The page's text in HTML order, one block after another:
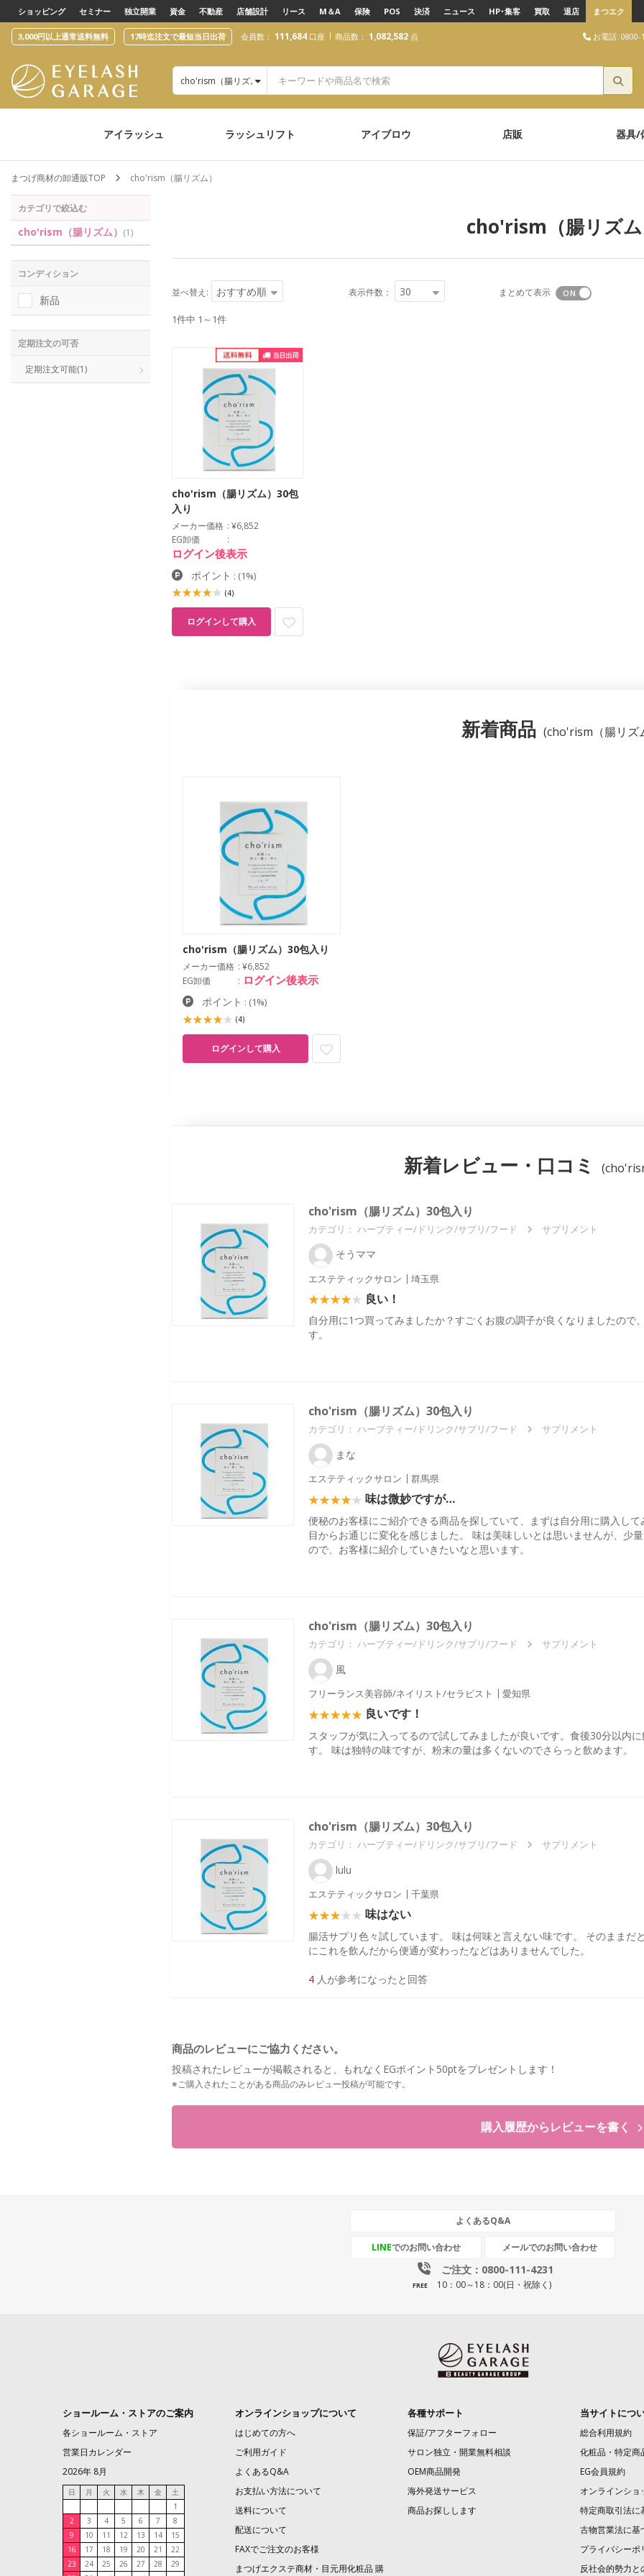
text.skipToContent
text.skipToNavigation
ショッピング セミナー 独立開業 資金 不動産 店舗設計 リース M＆A 保険 POS 決済 ニュース HP･集客 買取 退店 まつエク
3,000円以上通常送料無料 17時迄注文で最短当日出荷 会員数： 111,684 口座 商品数： 1,082,582 点 お電話: 0800-
cho'rism（腸リズム）
アイラッシュ ラッシュリフト アイブロウ 店販 器具/
まつげ商材の卸通販TOP cho'rism（腸リズム）
カテゴリで絞込む
cho'rism（腸リズム） (1)
コンディション
新品
定期注文の可否
定期注文可能(1)
cho'rism（腸リズ
並べ替え: おすすめ順 表示件数： 30 まとめて表示
1件中 1～1件
cho'rism（腸リズム）30包
入り
メーカー価格
¥6,852
EG卸価
ログイン後表示
ポイント : (1%)
(4)
ログインして購入
新着商品 (cho'rism（腸リズ
cho'rism（腸リズム）30包入り
メーカー価格
¥6,852
EG卸価
ログイン後表示
ポイント : (1%)
(4)
ログインして購入
新着レビュー・口コミ
cho'rism（腸リズム）30包入り
カテゴリ： ハーブティー/ドリンク/サプリ/フード サプリメント
そうママ
エステティックサロン 埼玉県
良い！
自分用に1つ買ってみましたか？すごくお腹の調子が良くなりましたの
す。
cho'rism（腸リズム）30包入り
カテゴリ： ハーブティー/ドリンク/サプリ/フード サプリメント
まな
エステティックサロン 群馬県
味は微妙ですが…
便秘のお客様にご紹介できる商品を探していて、まずは自分用に購入し
目からお通じに変化を感じました。 味は美味しいとは思いませんが、少
ので、お客様に紹介していきたいなと思います。
cho'rism（腸リズム）30包入り
カテゴリ： ハーブティー/ドリンク/サプリ/フード サプリメント
風
フリーランス美容師/ネイリスト/セラピスト 愛知県
良いです！
スタッフが気に入ってるので試してみましたが良いです。食後30分以内
す。 味は独特の味ですが、粉末の量は多くないのでさらっと飲めます。
cho'rism（腸リズム）30包入り
カテゴリ： ハーブティー/ドリンク/サプリ/フード サプリメント
lulu
エステティックサロン 千葉県
味はない
腸活サプリ色々試しています。 味は何味と言えない味です。 そのまま
にこれを飲んだから便通が変わったなどはありませんでした。
4 人が参考になったと回答
商品のレビューにご協力ください。
投稿されたレビューが掲載されると、もれなくEGポイント50ptをプレゼントします！
※ご購入されたことがある商品のみレビュー投稿が可能です。
購入履歴からレビューを書く
よくあるQ&A
LINEでのお問い合わせ メールでのお問い合わせ
ご注文：0800-111-4231
FREE 10：00～18：00(日・祝除く)
ショールーム・ストアのご案内
各ショールーム・ストア
営業日カレンダー
2026年 8月
日 月 火 水 木 金
土
1
2
3 4 5 6 7
8
9
10 11 12 13 14
15
16
17 18 19 20 21
22
23
24 25 26 27 28
29
オンラインショップについて
はじめての方へ
ご利用ガイド
よくあるQ&A
お支払い方法について
送料について
配送について
FAXでご注文のお客様
まつげエクステ商材・目元用化粧品 購
各種サポート
保証/アフターフォロー
サロン独立・開業無料相談
OEM商品開発
海外発送サービス
商品お探しします
当サイトにつ
総合利用規約
化粧品・特定商
EG会員規約
オンラインシ
特定商取引法に
古物営業法に基
プライバシーポ
反社会的勢力